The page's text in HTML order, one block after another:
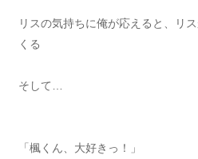
リスの気持ちに俺が応えると、リ
くる
そして…
「楓くん、大好きっ！」